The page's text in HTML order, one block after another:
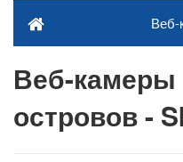
Веб-
Веб-камеры
островов -